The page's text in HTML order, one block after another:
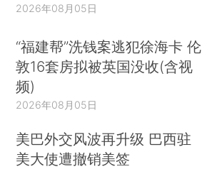
2026年08月05日
“福建帮”洗钱案逃犯徐海卡 伦
敦16套房拟被英国没收(含视
频)
2026年08月05日
美巴外交风波再升级 巴西驻
美大使遭撤销美签